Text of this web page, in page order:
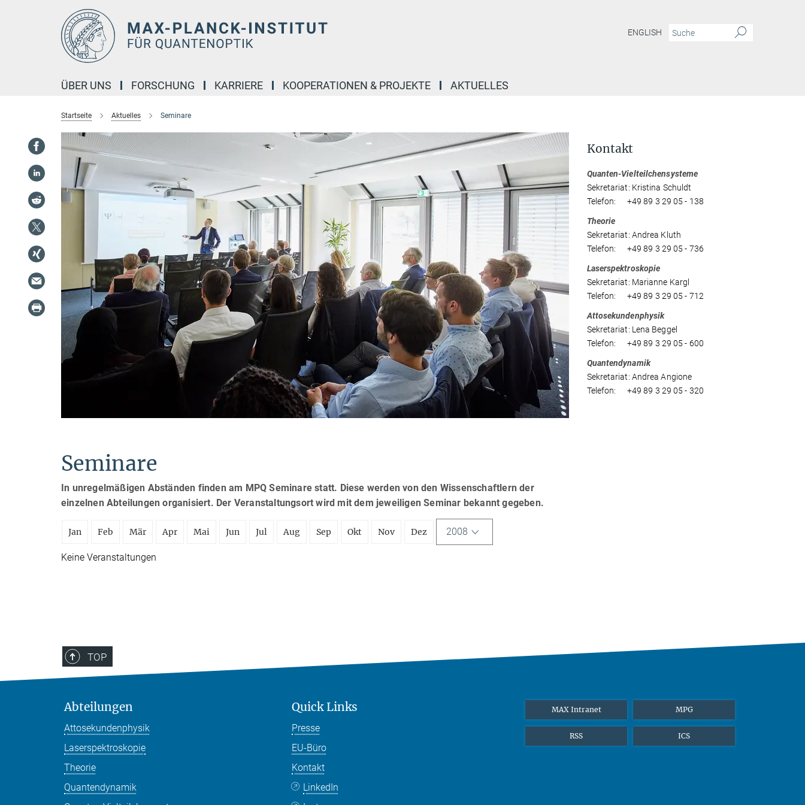
ENGLISH
ÜBER UNS FORSCHUNG KARRIERE KOOPERATIONEN & PROJEKTE AKTUELLES
Startseite Aktuelles Seminare
Seminare
In unregelmäßigen Abständen finden am MPQ Seminare statt. Diese werden von den Wissenschaftlern der
einzelnen Abteilungen organisiert. Der Veranstaltungsort wird mit dem jeweiligen Seminar bekannt gegeben.
Jan Feb Mär Apr Mai Jun Jul Aug Sep Okt Nov Dez 2008
Keine Veranstaltungen
Kontakt
Quanten-Vielteilchensysteme
Sekretariat: Kristina Schuldt
Telefon: +49 89 3 29 05 - 138
Theorie
Sekretariat: Andrea Kluth
Telefon: +49 89 3 29 05 - 736
Laserspektroskopie
Sekretariat: Marianne Kargl
Telefon: +49 89 3 29 05 - 712
Attosekundenphysik
Sekretariat: Lena Beggel
Telefon: +49 89 3 29 05 - 600
Quantendynamik
Sekretariat: Andrea Angione
Telefon: +49 89 3 29 05 - 320
TOP
Abteilungen
Attosekundenphysik
Laserspektroskopie
Theorie
Quantendynamik
Quick Links
Presse
EU-Büro
Kontakt
LinkedIn
MAX Intranet MPG
RSS ICS